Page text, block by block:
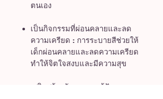
ตนเอง
เป็นกิจกรรมที่ผ่อนคลายและลด
ความเครียด : การระบายสีช่วยให้
เด็กผ่อนคลายและลดความเครียด
ทำให้จิตใจสงบและมีความสุข
เสริมสร้างทักษะการแก้ปัญหา :